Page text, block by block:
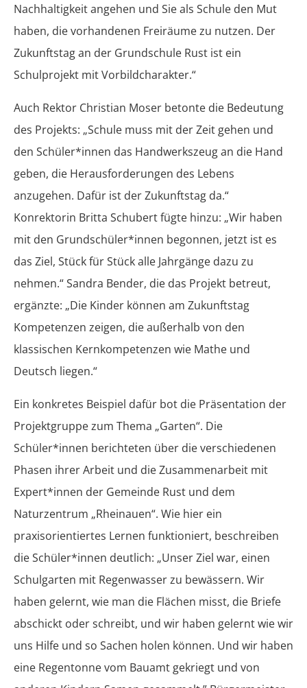
Nachhaltigkeit angehen und Sie als Schule den Mut
haben, die vorhandenen Freiräume zu nutzen. Der
Zukunftstag an der Grundschule Rust ist ein
Schulprojekt mit Vorbildcharakter.“
Auch Rektor Christian Moser betonte die Bedeutung
des Projekts: „Schule muss mit der Zeit gehen und
den Schüler*innen das Handwerkszeug an die Hand
geben, die Herausforderungen des Lebens
anzugehen. Dafür ist der Zukunftstag da.“
Konrektorin Britta Schubert fügte hinzu: „Wir haben
mit den Grundschüler*innen begonnen, jetzt ist es
das Ziel, Stück für Stück alle Jahrgänge dazu zu
nehmen.“ Sandra Bender, die das Projekt betreut,
ergänzte: „Die Kinder können am Zukunftstag
Kompetenzen zeigen, die außerhalb von den
klassischen Kernkompetenzen wie Mathe und
Deutsch liegen.“
Ein konkretes Beispiel dafür bot die Präsentation der
Projektgruppe zum Thema „Garten“. Die
Schüler*innen berichteten über die verschiedenen
Phasen ihrer Arbeit und die Zusammenarbeit mit
Expert*innen der Gemeinde Rust und dem
Naturzentrum „Rheinauen“. Wie hier ein
praxisorientiertes Lernen funktioniert, beschreiben
die Schüler*innen deutlich: „Unser Ziel war, einen
Schulgarten mit Regenwasser zu bewässern. Wir
haben gelernt, wie man die Flächen misst, die Briefe
abschickt oder schreibt, und wir haben gelernt wie wir
uns Hilfe und so Sachen holen können. Und wir haben
eine Regentonne vom Bauamt gekriegt und von